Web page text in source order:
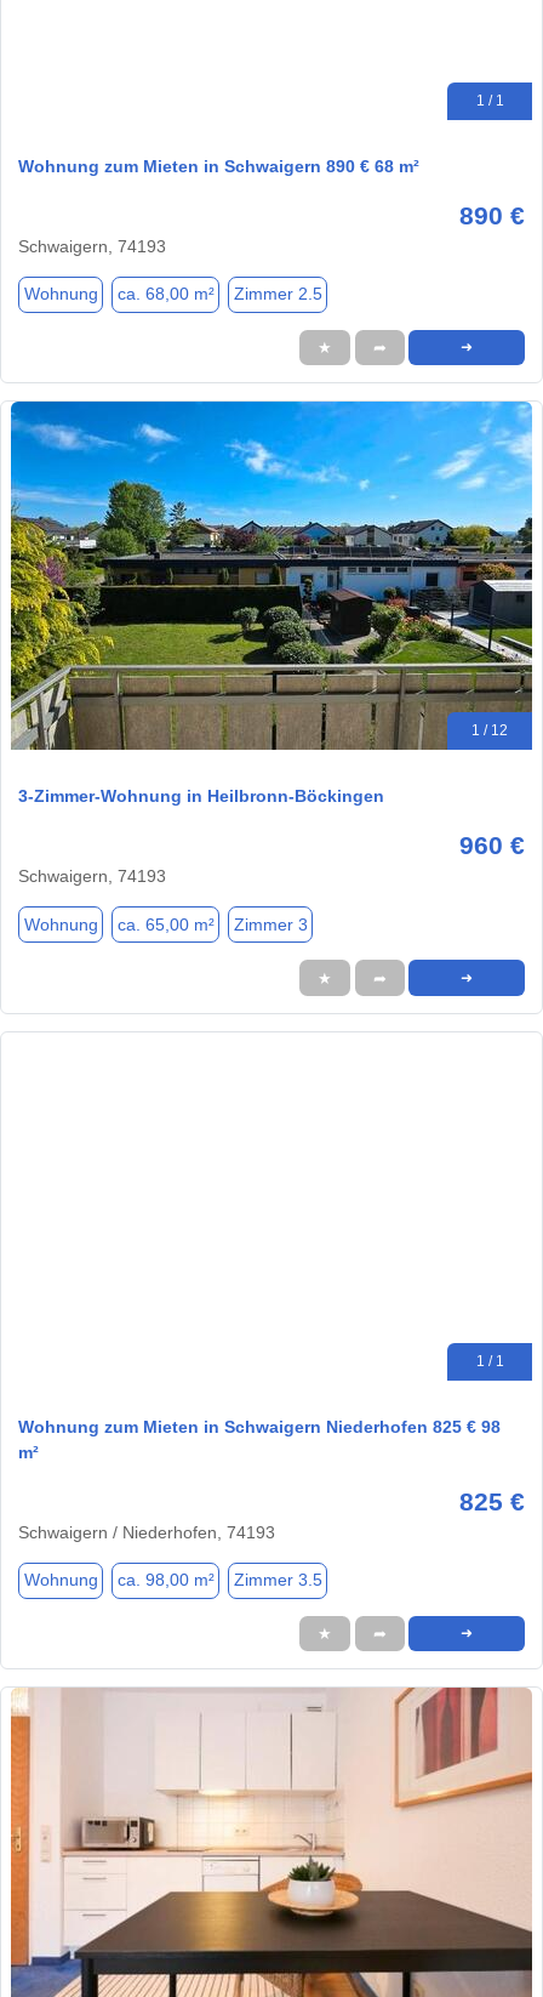
1 / 1
Wohnung zum Mieten in Schwaigern 890 € 68 m²
890 €
Schwaigern, 74193
Wohnung ca. 68,00 m² Zimmer 2.5
★ ➦ ➜
1 / 12
3-Zimmer-Wohnung in Heilbronn-Böckingen
960 €
Schwaigern, 74193
Wohnung ca. 65,00 m² Zimmer 3
★ ➦ ➜
1 / 1
Wohnung zum Mieten in Schwaigern Niederhofen 825 € 98
m²
825 €
Schwaigern / Niederhofen, 74193
Wohnung ca. 98,00 m² Zimmer 3.5
★ ➦ ➜